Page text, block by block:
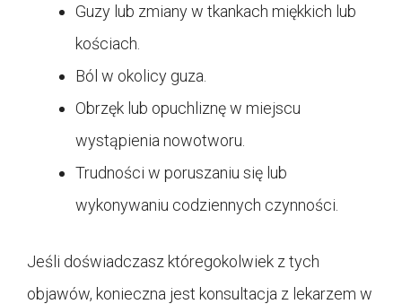
Guzy lub zmiany w tkankach miękkich lub
kościach.
Ból w okolicy guza.
Obrzęk lub opuchliznę w miejscu
wystąpienia nowotworu.
Trudności w poruszaniu się lub
wykonywaniu codziennych czynności.
Jeśli doświadczasz któregokolwiek z tych
objawów, konieczna jest konsultacja z lekarzem w